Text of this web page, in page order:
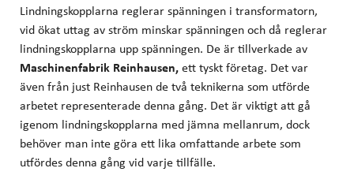
Lindningskopplarna reglerar spänningen i transformatorn,
vid ökat uttag av ström minskar spänningen och då reglerar
lindningskopplarna upp spänningen. De är tillverkade av
Maschinenfabrik Reinhausen,ett tyskt företag. Det var
även från just Reinhausen de två teknikerna som utförde
arbetet representerade denna gång. Det är viktigt att gå
igenom lindningskopplarna med jämna mellanrum, dock
behöver man inte göra ett lika omfattande arbete som
utfördes denna gång vid varje tillfälle.